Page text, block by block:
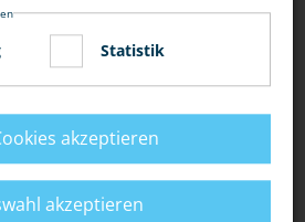
Deinen Freunden, in der
sozialen Netzwerken selbst zu
erste Schritte unternehmen…
FALSCHMELDUNGEN IM
Statistik
akzeptieren
akzeptieren